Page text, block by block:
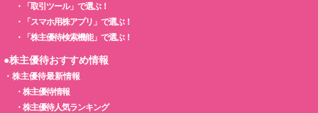
・
「取引ツール」で選ぶ！
・
「スマホ用株アプリ」で選ぶ！
・
「株主優待検索機能」で選ぶ！
●株主優待おすすめ情報
・ 株主優待最新情報
・ 株主優待情報
・ 株主優待人気ランキング